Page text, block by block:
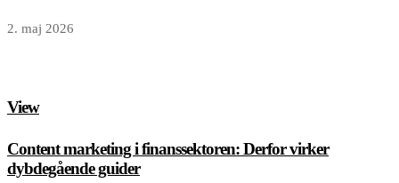
2. maj 2026
View
Content marketing i finanssektoren: Derfor virker
dybdegående guider